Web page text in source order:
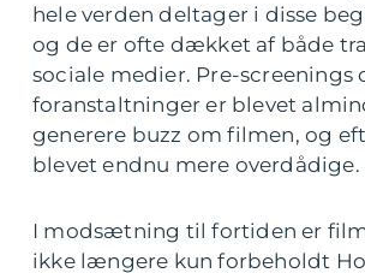
hele verden deltager i disse
og de er ofte dækket af både
sociale medier. Pre-screenings
foranstaltninger er blevet
generere buzz om filmen, og
blevet endnu mere overdådige.
I modsætning til fortiden er
ikke længere kun forbeholdt